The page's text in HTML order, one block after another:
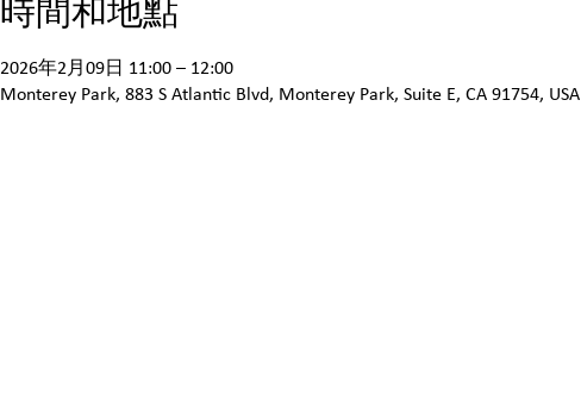
時間和地點
2026年2月09日 11:00 – 12:00
Monterey Park, 883 S Atlantic Blvd, Monterey Park, Suite E, CA 91754, USA